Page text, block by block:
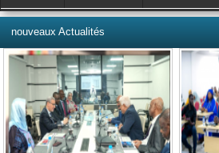
nouveaux Actualités